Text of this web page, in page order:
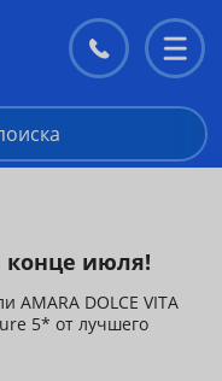
Контакты
меню
конце июля!
AMARA DOLCE VITA
5* от лучшего